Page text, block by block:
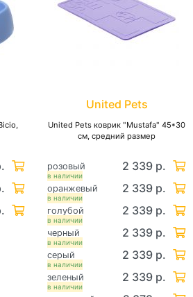
United Pets
United Pets коврик "Mustafa" 45*30
см, средний размер
в наличии
розовый 2 339 р.
в наличии
оранжевый 2 339 р.
в наличии
голубой 2 339 р.
в наличии
черный 2 339 р.
в наличии
серый 2 339 р.
в наличии
зеленый 2 339 р.